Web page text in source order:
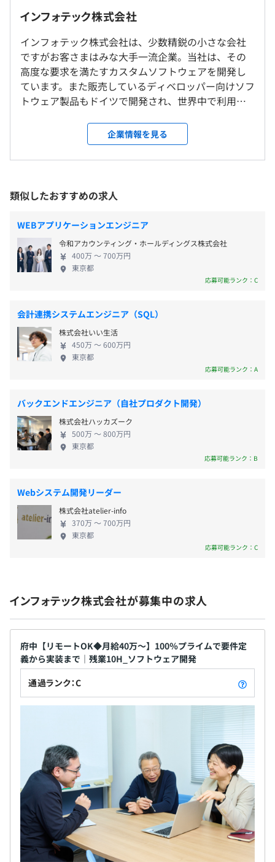
◎リモート勤務可（週1日以上）
◎転勤はありません
就業場所の変更範囲
＜雇入時＞
東京オフィス
＜変更範囲＞
京王線「府中駅」から徒歩2分
南武線／武蔵野線「府中本町」から徒歩12分
・コアタイム 10:00～16:00
休憩時間：12:30～13:30（60分）
平均残業時間：平均10時間／月
など
・通勤手当（全額支給）
賞与：年1回（6月）
※会社、および個人業績による
昇給 ：年1回
3カ月（期間中、待遇の変更はありません）
インフォテック株式会社
インフォテック株式会社は、少数精鋭の小さな会社
ですがお客さまはみな大手一流企業。当社は、その
高度な要求を満たすカスタムソフトウェアを開発し
ています。また販売しているディベロッパー向けソフ
トウェア製品もドイツで開発され、世界中で利用さ
トウェア技術者の基本的なスキルとしてプログラミ
ングを重視しています。 カスタムソフト開発では、
お客さまの要望のヒアリング、提案、システムの設
ます。 今後は新しい仲間を迎え、従来の開発技術に
加え、AIなどの最新技術を応用した受託開発や製
品、サービスのビジネス展開を目指していきます。
◆事業紹介◆ ▍カスタムソリューションサービス 企
業ユーザーの業務システムの開発を受託するサービ
ス。ひとりですべての開発業務を担当する「専任担
当制」という業界でもユニークなサービスを提供し
ム開発者や企業の情報システム部門向けのソフトウ
ェア製品の開発、販売を行っています。 現在、主力
などPDF生成ライブラリー PDFlib で、1600社のお客
様にご利用いただいています。
企業情報を見る
類似したおすすめの求人
WEBアプリケーションエンジニア
令和アカウンティング・ホールディングス株式会社
400万 〜 700万円
東京都
応募可能ランク：C
会計連携システムエンジニア（SQL）
株式会社いい生活
450万 〜 600万円
東京都
応募可能ランク：A
バックエンドエンジニア（自社プロダクト開発）
株式会社ハッカズーク
500万 〜 800万円
東京都
応募可能ランク：B
Webシステム開発リーダー
株式会社atelier-info
370万 〜 700万円
東京都
応募可能ランク：C
インフォテック株式会社が募集中の求人
府中【リモートOK◆月給40万～】100％プライムで要件定
義から実装まで｜残業10H_ソフトウェア開発
通過ランク：C